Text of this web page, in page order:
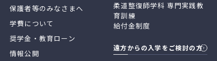
保護者等のみなさまへ
学費について
奨学金・教育ローン
情報公開
柔道整復師学科 専門実践教
育訓練
給付金制度
遠方からの入学をご検討の方